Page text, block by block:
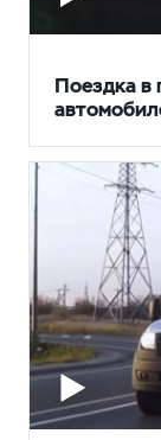
Поездка